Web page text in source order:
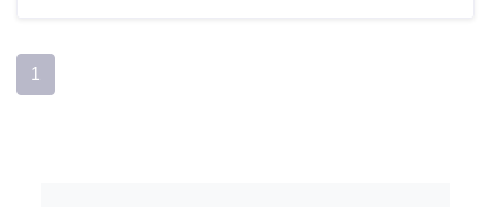
1